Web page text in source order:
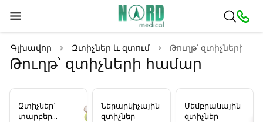
Գլխավոր Զտիչներ և զտում Թուղթ՝ զտիչների
Թուղթ՝ զտիչների համար
Զտիչներ՝
տարբեր
Ներարկիչային
զտիչներ
Մեմբրանային
զտիչներ